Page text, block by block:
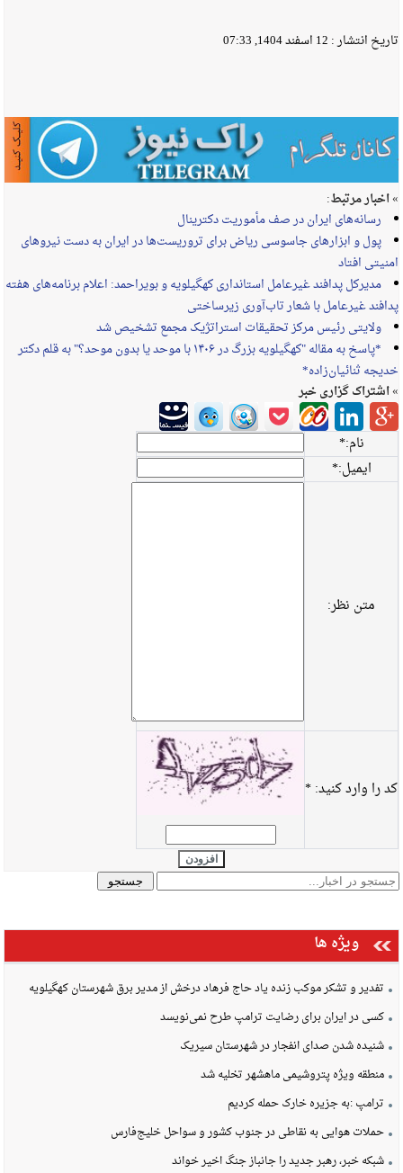
تاریخ انتشار : 12 اسفند 1404, 07:33
» اخبار مرتبط:
رسانه‌های ایران در صف مأموریت دکترینال
پول و ابزارهای جاسوسی ریاض برای تروریست‌ها در ایران به دست نیروهای
امنیتی افتاد
مدیرکل پدافند غیرعامل استانداری کهگیلویه و بویراحمد: اعلام برنامه‌های هفته
پدافند غیرعامل با شعار تاب‌آوری زیرساختی
ولایتی رئیس مرکز تحقیقات استراتژیک مجمع تشخیص شد
*پاسخ به مقاله "کهگیلویه بزرگ در ۱۴۰۶ با موحد یا بدون موحد؟" به قلم دکتر
خدیجه ثنائیان‌زاده*
» اشتراک گزاری خبر
نام:*
ایمیل:*
متن نظر:
کد را وارد کنید:*
افزودن
ویژه ها
تفدیر و تشکر موکب زنده یاد حاج فرهاد درخش از مدیر برق شهرستان کهگیلویه
کسی در ایران برای رضایت ترامپ طرح نمی‌نویسد
شنیده شدن صدای انفجار در شهرستان سیریک
منطقه ویژه پتروشیمی ماهشهر تخلیه شد
ترامپ :به جزیره خارک حمله کردیم
حملات هوایی به نقاطی در جنوب کشور و سواحل خلیج‌فارس
شبکه خبر، رهبر جدید را جانباز جنگ اخیر خواند